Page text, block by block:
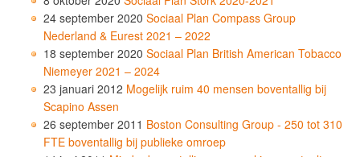
24 september 2020 Sociaal Plan Compass Group
Nederland & Eurest 2021 – 2022
18 september 2020 Sociaal Plan British American Tobacco
Niemeyer 2021 – 2024
23 januari 2012 Mogelijk ruim 40 mensen boventallig bij
Scapino Assen
26 september 2011 Boston Consulting Group - 250 tot 310
FTE boventallig bij publieke omroep